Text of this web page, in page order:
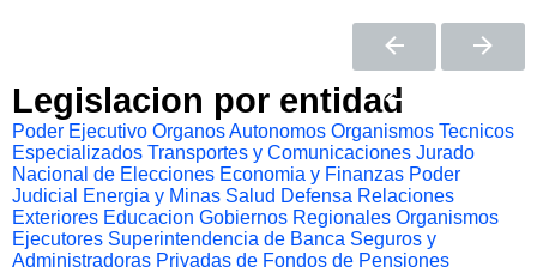
Legislacion por entidad
Poder Ejecutivo Organos Autonomos Organismos Tecnicos
Especializados Transportes y Comunicaciones Jurado
Nacional de Elecciones Economia y Finanzas Poder
Judicial
Energia y Minas Salud Defensa Relaciones
Exteriores Educacion Gobiernos Regionales Organismos
Ejecutores Superintendencia de Banca Seguros y
Administradoras Privadas de Fondos de Pensiones